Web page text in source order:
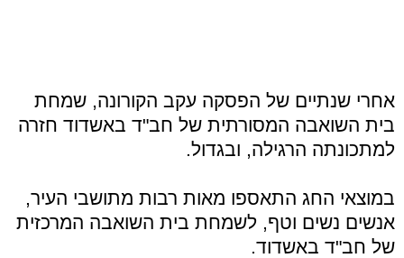
אחרי שנתיים של הפסקה עקב הקורונה, שמחת
בית השואבה המסורתית של חב"ד באשדוד חזרה
למתכונתה הרגילה, ובגדול.
במוצאי החג התאספו מאות רבות מתושבי העיר,
אנשים נשים וטף, לשמחת בית השואבה המרכזית
של חב"ד באשדוד.